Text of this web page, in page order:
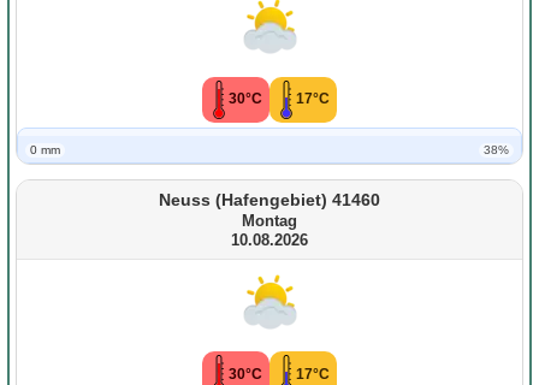
30°C 17°C
0 mm 38%
Neuss (Hafengebiet) 41460
Montag
10.08.2026
30°C 17°C